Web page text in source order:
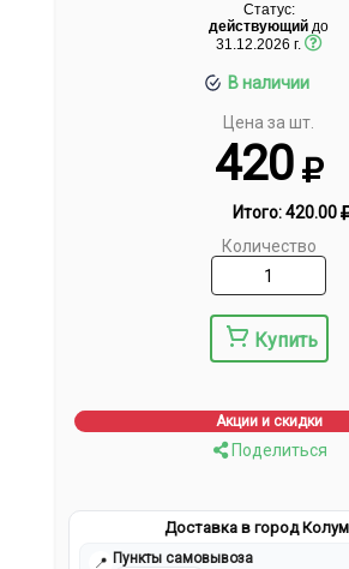
Статус:
действующий до
31.12.2026 г.
В наличии
Цена за шт.
420
Итого:420.00
Количество
Купить
Акции и скидки
Поделиться
Доставка в город
📍 Пункты самовывоза